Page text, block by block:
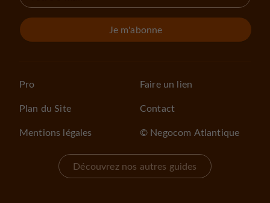
Je m'abonne
Pro
Plan du Site
Mentions légales
Faire un lien
Contact
© Negocom Atlantique
Découvrez nos autres guides